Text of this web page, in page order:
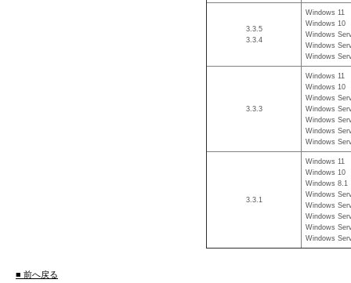
3.3.5
3.3.4
Windows 11
Windows 10
Windows
Windows
Windows
3.3.3
Windows 11
Windows 10
Windows
Windows
Windows
Windows
Windows
3.3.1
Windows 11
Windows 10
Windows 8.1
Windows
Windows
Windows
Windows
Windows
■ 前へ戻る